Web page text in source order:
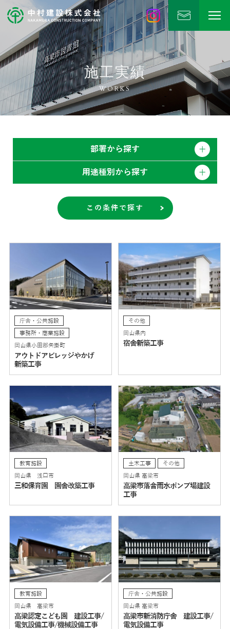
中村建設
公式Instagram
施工実績
WORKS
部署から探す
用途種別から探す
庁舎・公共施設
事務所・商業施設
岡山県小田郡矢掛町
アウトドアビレッジやかげ
新築工事
その他
岡山県内
宿舎新築工事
教育施設
岡山県 浅口市
三和保育園 園舎改築工事
土木工事
その他
岡山県 高梁市
高梁市落合雨水ポンプ場建設
工事
教育施設
岡山県 高梁市
高梁認定こども園 建設工事/
電気設備工事/機械設備工事
庁舎・公共施設
岡山県 高梁市
高梁市新消防庁舎 建設工事/
電気設備工事